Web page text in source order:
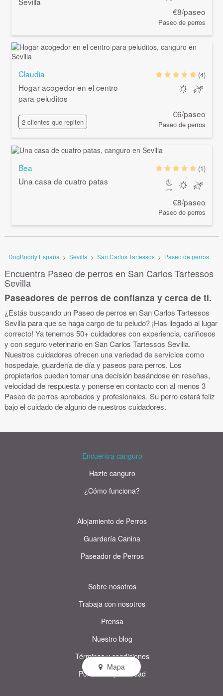
€8/paseo
Paseo de perros
Claudia
Hogar acogedor en el centro
para peluditos
2 clientes que repiten
(4)
€6/paseo
Paseo de perros
Bea
Una casa de cuatro patas
(1)
€8/paseo
Paseo de perros
DogBuddy España > Sevilla > San Carlos Tartessos > Paseo de perros
Encuentra Paseo de perros en San Carlos Tartessos
Sevilla
Paseadores de perros de confianza y cerca de ti.
¿Estás buscando un Paseo de perros en San Carlos Tartessos
Sevilla para que se haga cargo de tu peludo? ¡Has llegado al lugar
correcto! Ya tenemos 50+ cuidadores con experiencia, cariñosos
y con seguro veterinario en San Carlos Tartessos Sevilla.
Nuestros cuidadores ofrecen una variedad de servicios como
hospedaje, guardería de día y paseos para perros. Los
propietarios pueden tomar una decisión basándose en reseñas,
velocidad de respuesta y ponerse en contacto con al menos 3
Paseo de perros aprobados y profesionales. Su perro estará feliz
bajo el cuidado de alguno de nuestros cuidadores.
Mapa
Encuentra canguro
Hazte canguro
¿Cómo funciona?
Alojamiento de Perros
Guardería Canina
Paseador de Perros
Sobre nosotros
Trabaja con nosotros
Prensa
Nuestro blog
Términos y condiciones
Política de privacidad